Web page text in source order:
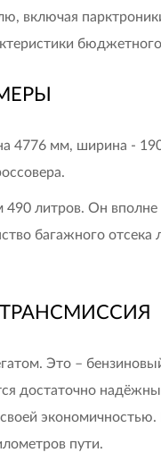
включая
4776 мм, ширина -
литров. Он
багажного отсека
Это –
достаточно
пути.